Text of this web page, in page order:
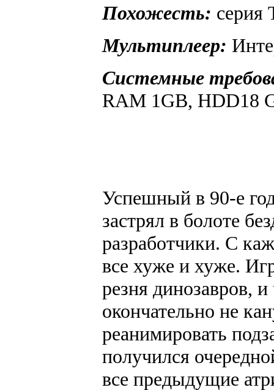
Похожесть: серия
Мультиплеер:
Системные
RAM 1GB, HDD18
Успешный в 90-е
застрял в болоте
разработчики. С
все хуже и хуже.
резня динозавров,
окончательно не
реанимировать
получился
все предыдущие